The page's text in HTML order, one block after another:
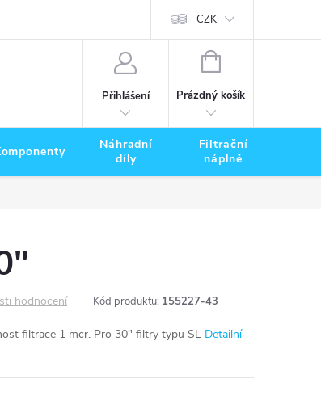
CZK
Přihlášení
NÁKUPNÍ
Prázdný košík
Náhradní
díly
Filtrační
náplně
hodnocení Kód produktu: 155227-43
filtrace 1 mcr. Pro 30" filtry typu SL Detailní